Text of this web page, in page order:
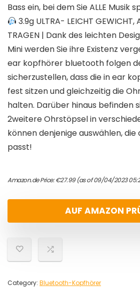
Bass ein, bei dem Sie ALLE Musik
3.9g ULTRA- LEICHT GEWICHT,
TRAGEN | Dank des leichten
Mini werden Sie ihre Existenz
ear kopfhörer bluetooth folgen
sicherzustellen, dass die in ear
fest sitzen und gleichzeitig die
halten. Darüber hinaus befinden
2weitere Ohrstöpsel in
können denjenige auswählen,
passt!
Amazon.de Price:€27.99(as of 09/04/2023
AUF AMAZON
Category: Bluetooth-Kopfhörer